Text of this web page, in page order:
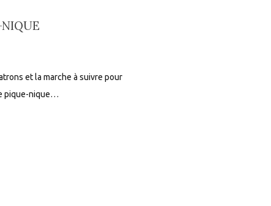
et la marche à suivre pour
pique-nique…